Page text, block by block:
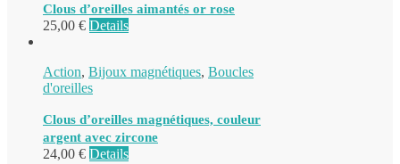
Clous d’oreilles aimantés or rose
25,00 € Details
Action, Bijoux magnétiques, Boucles
d'oreilles
Clous d’oreilles magnétiques, couleur
argent avec zircone
24,00 € Details